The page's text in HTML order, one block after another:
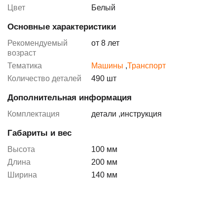
Цвет
Белый
Основные характеристики
Рекомендуемый
возраст
от 8 лет
Тематика Машины ,Транспорт
Количество деталей
490 шт
Дополнительная информация
Комплектация детали ,инструкция
Габариты и вес
Высота
100 мм
Длина
200 мм
Ширина
140 мм